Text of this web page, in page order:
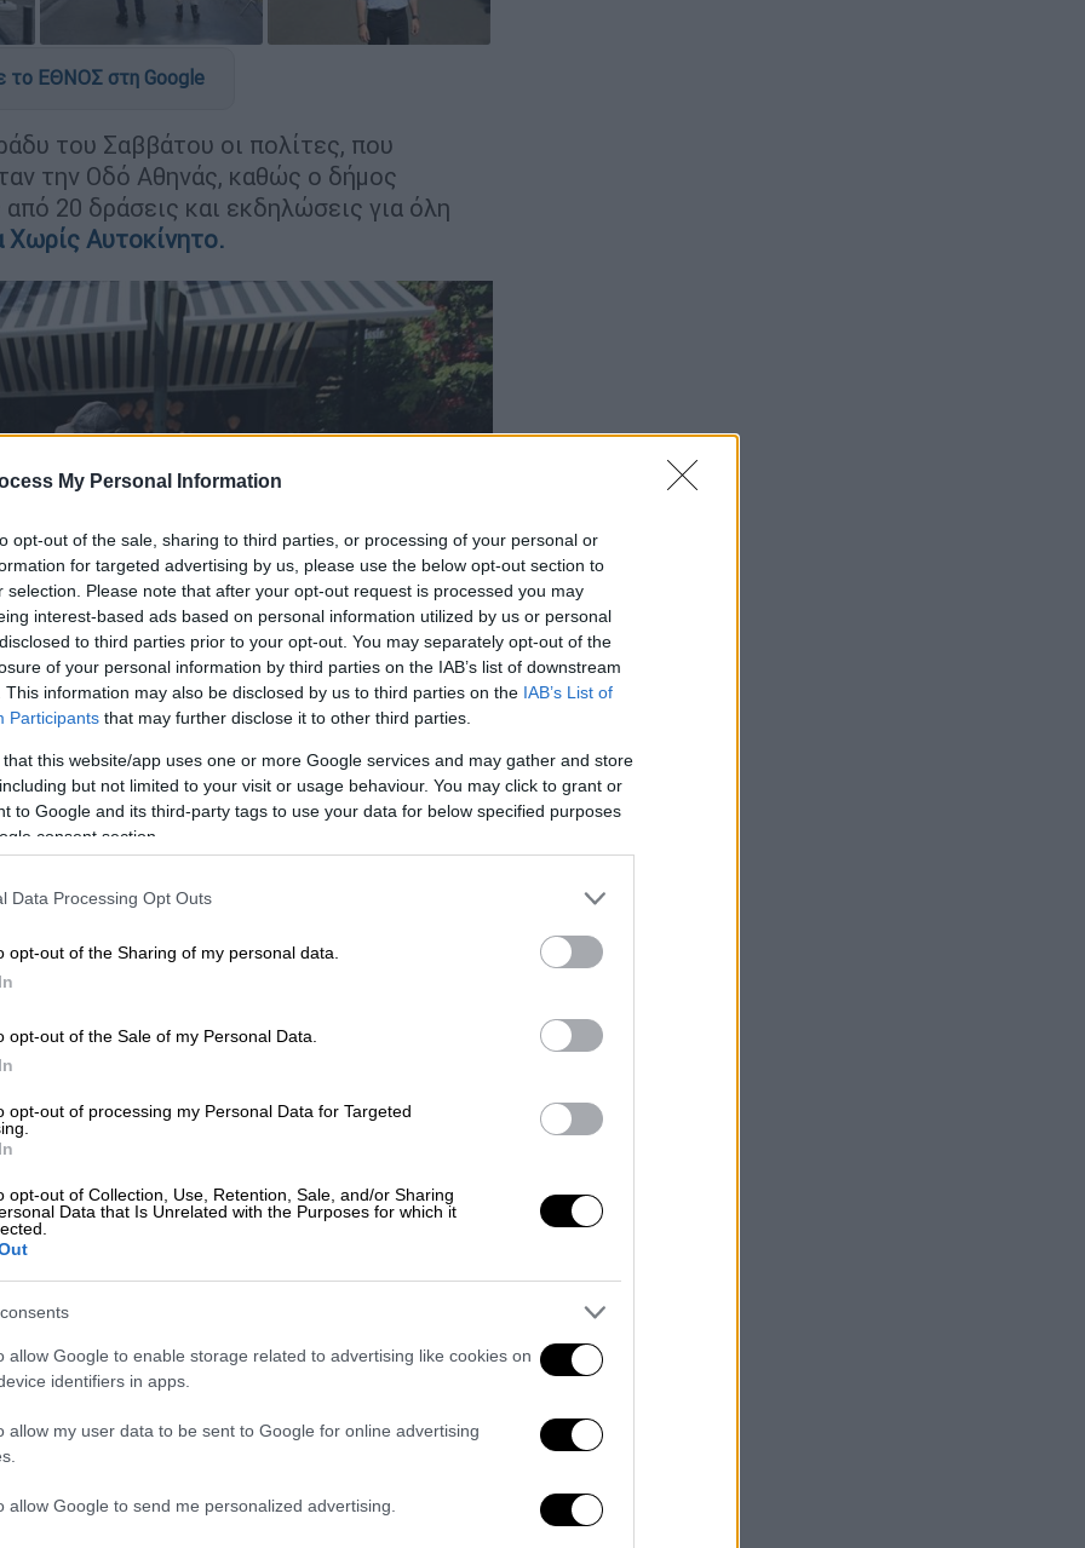
My Personal Information
opt-out of the sale, sharing to third parties, or processing of your personal or
for targeted advertising by us, please use the below opt-out section to
selection. Please note that after your opt-out request is processed you may
interest-based ads based on personal information utilized by us or personal
to third parties prior to your opt-out. You may separately opt-out of the
of your personal information by third parties on the IAB’s list of downstream
This information may also be disclosed by us to third parties on the IAB’s List of
Participants that may further disclose it to other third parties.
that this website/app uses one or more Google services and may gather and store
but not limited to your visit or usage behaviour. You may click to grant or
to Google and its third-party tags to use your data for below specified purposes
consent section.
Data Processing Opt Outs
opt-out of the Sharing of my personal data.
opt-out of the Sale of my Personal Data.
opt-out of processing my Personal Data for Targeted
opt-out of Collection, Use, Retention, Sale, and/or Sharing
Data that Is Unrelated with the Purposes for which it
allow Google to enable storage related to advertising like cookies on
identifiers in apps.
allow my user data to be sent to Google for online advertising
allow Google to send me personalized advertising.
το ΕΘΝΟΣ στη Google
του Σαββάτου οι πολίτες, που
την Οδό Αθηνάς, καθώς ο δήμος
20 δράσεις και εκδηλώσεις για όλη
Αυτοκίνητο.
(gallery)
βρήκαν μια μοναδική ευκαιρία να
κεντρικών δρόμων της Αθήνας και να
τηλεφωνική απάτη με θύμα
ένα κορίτσι»
στις κόρνες και τον θόρυβο, χθές και
παιδικές φωνές και νότες κλασικής
η Αγία Φανφάρα που γέμισε με νότες